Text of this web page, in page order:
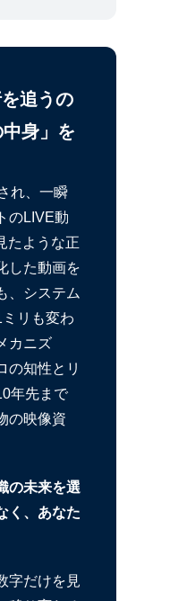
追うの
身」を
れ、一瞬
のLIVE動
たような正
した動画を
、システム
リも変わ
カニズ
の知性とリ
年先まで
の映像資
の未来を選
く、あなた
字だけを見